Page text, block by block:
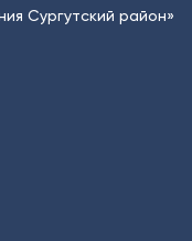
Сургутский район»